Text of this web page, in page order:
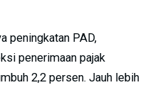
peningkatan PAD,
penerimaan pajak
2,2 persen. Jauh lebih